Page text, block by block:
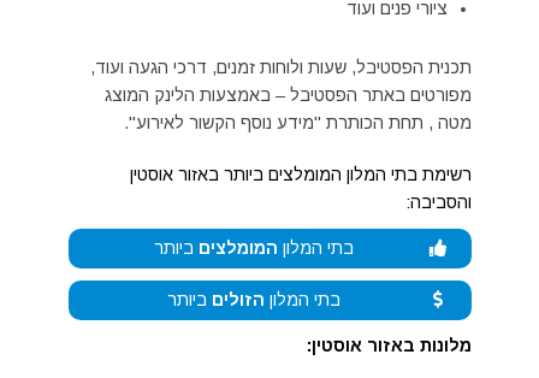
ציורי פנים ועוד
תכנית הפסטיבל, שעות ולוחות זמנים, דרכי הגעה ועוד,
מפורטים באתר הפסטיבל – באמצעות הלינק המוצג
מטה , תחת הכותרת "מידע נוסף הקשור לאירוע".
רשימת בתי המלון המומלצים ביותר באזור אוסטין
והסביבה:
בתי המלון המומלצים ביותר
בתי המלון הזולים ביותר
מלונות באזור אוסטין: